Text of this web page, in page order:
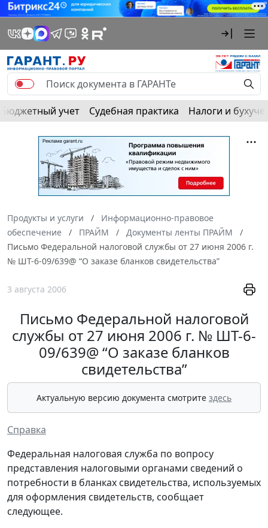
Бюджетный учет Судебная практика Налоги и
Продукты и услуги
Информационно-правовое
обеспечение
ПРАЙМ
Документы ленты ПРАЙМ
Письмо Федеральной налоговой службы от 27 июня 2006 г.
№ ШТ-6-09/639@ “О заказе бланков свидетельства”
3 августа 2006
Письмо Федеральной налоговой
службы от 27 июня 2006 г. № ШТ-6-
09/639@ “О заказе бланков
свидетельства”
Актуальную версию документа смотрите здесь
Справка
Федеральная налоговая служба по вопросу
представления налоговыми органами сведений о
потребности в бланках свидетельства, используемых
для оформления свидетельств, сообщает
следующее.